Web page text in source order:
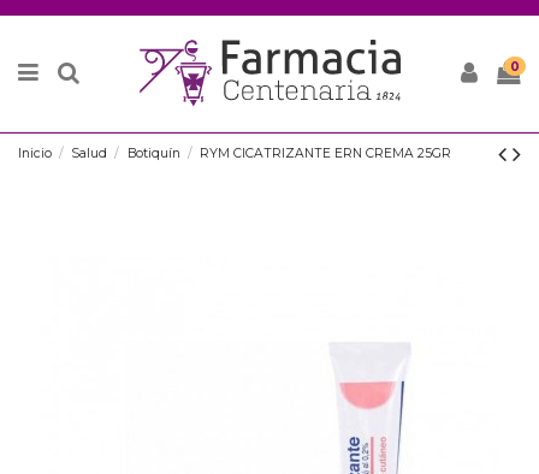
0
Inicio Salud Botiquín RYM CICATRIZANTE ERN CREMA 25GR